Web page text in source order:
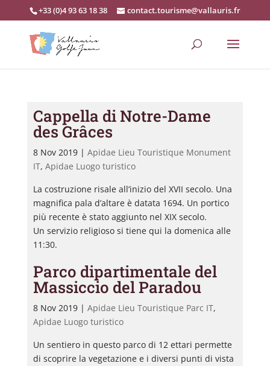
+33 (0)4 93 63 18 38 contact.tourisme@vallauris.fr
Cappella di Notre-Dame
des Grâces
8 Nov 2019| Apidae Lieu Touristique Monument
IT, Apidae Luogo turistico
La costruzione risale all’inizio del XVII secolo. Una
magnifica pala d’altare è datata 1694. Un portico
più recente è stato aggiunto nel XIX secolo.
Un servizio religioso si tiene qui la domenica alle
11:30.
Parco dipartimentale del
Massiccio del Paradou
8 Nov 2019| Apidae Lieu Touristique Parc IT,
Apidae Luogo turistico
Un sentiero in questo parco di 12 ettari permette
di scoprire la vegetazione e i diversi punti di vista